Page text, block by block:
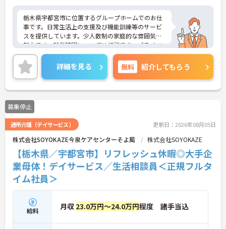
栃木県宇都宮市に位置するグループホームでのお仕
事です。日常生活上の支援及び機能訓練等のサービ
スを提供しています。少人数制の家庭的な雰囲気も
魅力です。就業時間については相談でき、プライベ
ートとの両立もしやすい環境です。ご興味のある方
には、面接対策ポイントなど、さらに詳細をお話し
いたしますのでお気軽にご相談ください！
詳細を見る 無料 紹介してもらう
募集停止
通所介護（デイサービス） 更新日：2026年08月05日
株式会社SOYOKAZE今泉ケアセンターそよ風 株式会社SOYOKAZE
【栃木県／宇都宮市】リフレッシュ休暇◎大手企
業母体！デイサービス／生活相談員＜正規フルタ
イム社員＞
給料 月収 23.0万円～24.0万円程度 諸手当込